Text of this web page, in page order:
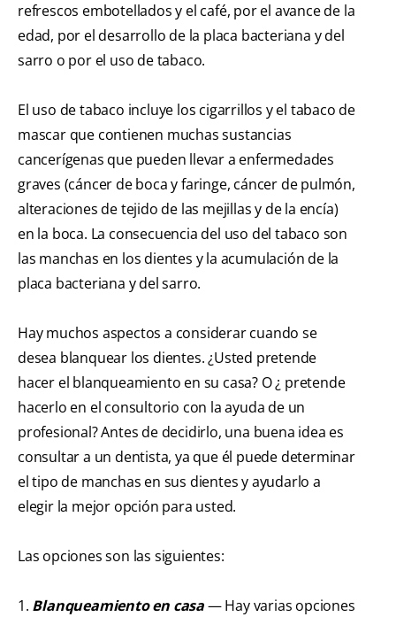
refrescos embotellados y el café, por el avance de la
edad, por el desarrollo de la placa bacteriana y del
sarro o por el uso de tabaco.
El uso de tabaco incluye los cigarrillos y el tabaco de
mascar que contienen muchas sustancias
cancerígenas que pueden llevar a enfermedades
graves (cáncer de boca y faringe, cáncer de pulmón,
alteraciones de tejido de las mejillas y de la encía)
en la boca. La consecuencia del uso del tabaco son
las manchas en los dientes y la acumulación de la
placa bacteriana y del sarro.
Hay muchos aspectos a considerar cuando se
desea blanquear los dientes. ¿Usted pretende
hacer el blanqueamiento en su casa? O ¿ pretende
hacerlo en el consultorio con la ayuda de un
profesional? Antes de decidirlo, una buena idea es
consultar a un dentista, ya que él puede determinar
el tipo de manchas en sus dientes y ayudarlo a
elegir la mejor opción para usted.
Las opciones son las siguientes:
1. Blanqueamiento en casa— Hay varias opciones